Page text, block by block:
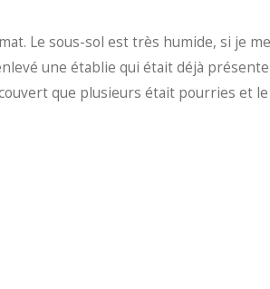
Le sous-sol est très humide, si je
une établie qui était déjà
que plusieurs était pourries et